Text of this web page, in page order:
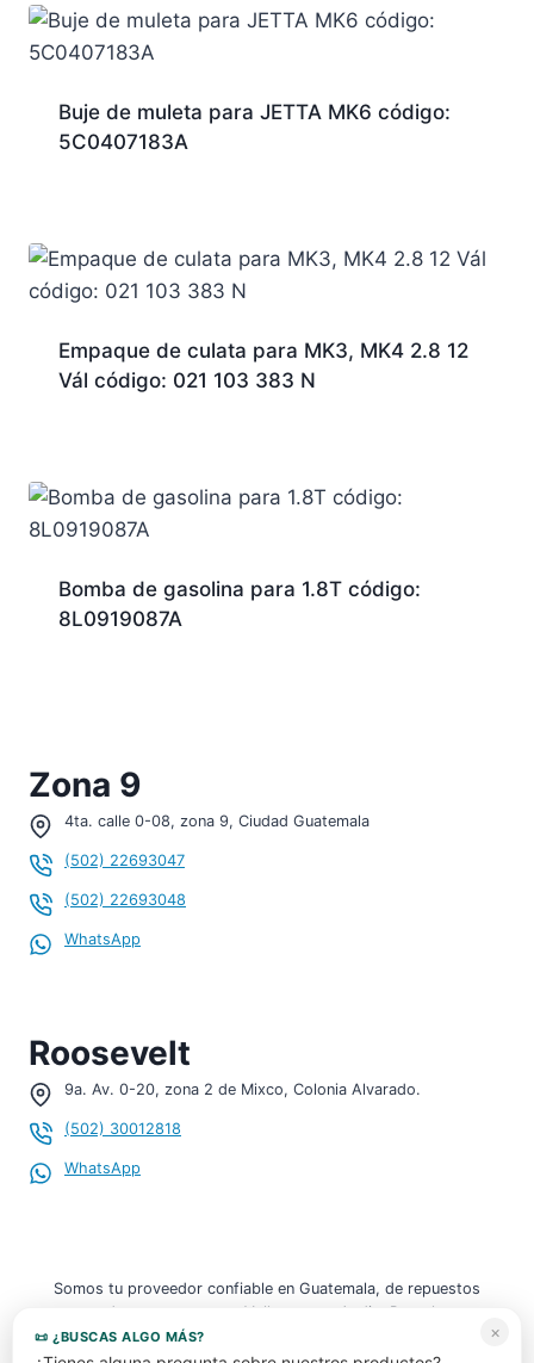
Buje de muleta para JETTA MK6 código:
5C0407183A
Empaque de culata para MK3, MK4 2.8 12
Vál código: 021 103 383 N
Bomba de gasolina para 1.8T código:
8L0919087A
Zona 9
4ta. calle 0-08, zona 9, Ciudad Guatemala
(502) 22693047
(502) 22693048
WhatsApp
Roosevelt
9a. Av. 0-20, zona 2 de Mixco, Colonia Alvarado.
(502) 30012818
WhatsApp
Somos tu proveedor confiable en Guatemala, de repuestos
usados y nuevos para Volkswagen, Audi y Porsche.
1JM198601T , por favor inicia el chat.
Para iniciar tu conversación por WhatsApp y darte una
atención personalizada, por favor compártenos tus datos:
Correo electrónico *
×
📜 ¿BUSCAS ALGO MÁS?